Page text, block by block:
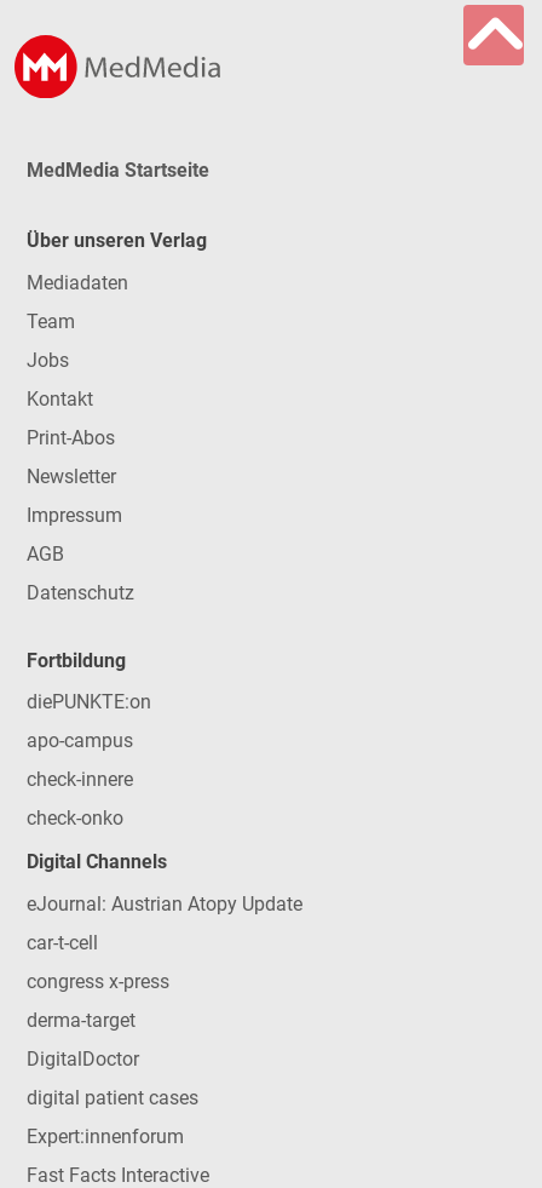
MedMedia Startseite
Über unseren Verlag
Mediadaten
Team
Jobs
Kontakt
Print-Abos
Newsletter
Impressum
AGB
Datenschutz
Fortbildung
diePUNKTE:on
apo-campus
check-innere
check-onko
Digital Channels
eJournal: Austrian Atopy Update
car-t-cell
congress x-press
derma-target
DigitalDoctor
digital patient cases
Expert:innenforum
Fast Facts Interactive